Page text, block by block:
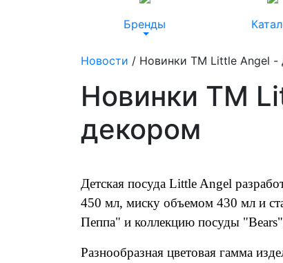
Бренды
Новости / Новинки ТМ Little Angel -
Новинки ТМ
декором
Детская посуда Little Angel
450 мл, миску объемом 430 мл и
Пеппа" и коллекцию посуды
Разнообразная цветовая гамма